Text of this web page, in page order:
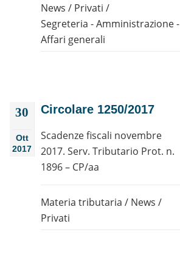
News / Privati /
Segreteria - Amministrazione -
Affari generali
30
Ott
2017
Circolare 1250/2017
Scadenze fiscali novembre
2017. Serv. Tributario Prot. n.
1896 – CP/aa
Materia tributaria / News /
Privati